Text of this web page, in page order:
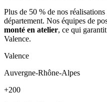
Plus de 50 % de nos
département. Nos équipes de
monté en atelier, ce qui
Valence.
Valence
Auvergne-Rhône-Alpes
+200